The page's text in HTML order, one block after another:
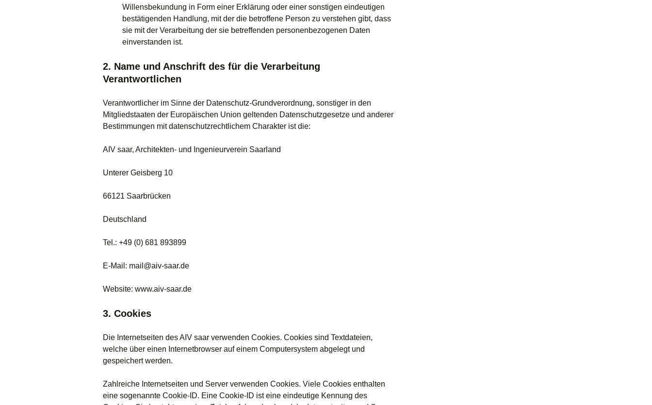
Willensbekundung in Form einer Erklärung oder einer sonstigen eindeutigen
bestätigenden Handlung, mit der die betroffene Person zu verstehen gibt, dass
sie mit der Verarbeitung der sie betreffenden personenbezogenen Daten
einverstanden ist.
2. Name und Anschrift des für die Verarbeitung
Verantwortlichen
Verantwortlicher im Sinne der Datenschutz-Grundverordnung, sonstiger in den
Mitgliedstaaten der Europäischen Union geltenden Datenschutzgesetze und anderer
Bestimmungen mit datenschutzrechtlichem Charakter ist die:
AIV saar, Architekten- und Ingenieurverein Saarland
Unterer Geisberg 10
66121 Saarbrücken
Deutschland
Tel.: +49 (0) 681 893899
E-Mail: mail@aiv-saar.de
Website: www.aiv-saar.de
3. Cookies
Die Internetseiten des AIV saar verwenden Cookies. Cookies sind Textdateien,
welche über einen Internetbrowser auf einem Computersystem abgelegt und
gespeichert werden.
Zahlreiche Internetseiten und Server verwenden Cookies. Viele Cookies enthalten
eine sogenannte Cookie-ID. Eine Cookie-ID ist eine eindeutige Kennung des